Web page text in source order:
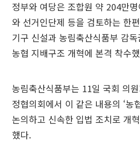
정부와 여당은 조합원 약 204만
와 선거인단제 등을 검토하는 한
기구 신설과 농림축산식품부 감
농협 지배구조 개혁에 본격 착수
농림축산식품부는 11일 국회 의
정협의회에서 이 같은 내용의 ‘농
논의하고 신속한 입법 조치로 개
했다.